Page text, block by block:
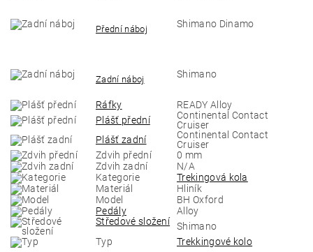
Přední náboj Shimano Dinamo
Zadní náboj Shimano
Ráfky
READY Alloy
Plášť přední
Continental Contact
Cruiser
Plášť zadní
Continental Contact
Cruiser
Zdvih přední
0 mm
Zdvih zadní
N/A
Kategorie
Trekingová kola
Materiál
Hliník
Model
BH Oxford
Pedály
Alloy
Středové složení
Shimano
Typ
Trekkingové kolo